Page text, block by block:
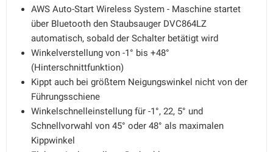
AWS Auto-Start Wireless System - Maschine startet
über Bluetooth den Staubsauger DVC864LZ
automatisch, sobald der Schalter betätigt wird
Winkelverstellung von -1° bis +48°
(Hinterschnittfunktion)
Kippt auch bei größtem Neigungswinkel nicht von der
Führungsschiene
Winkelschnelleinstellung für -1°, 22, 5° und
Schnellvorwahl von 45° oder 48° als maximalen
Kippwinkel